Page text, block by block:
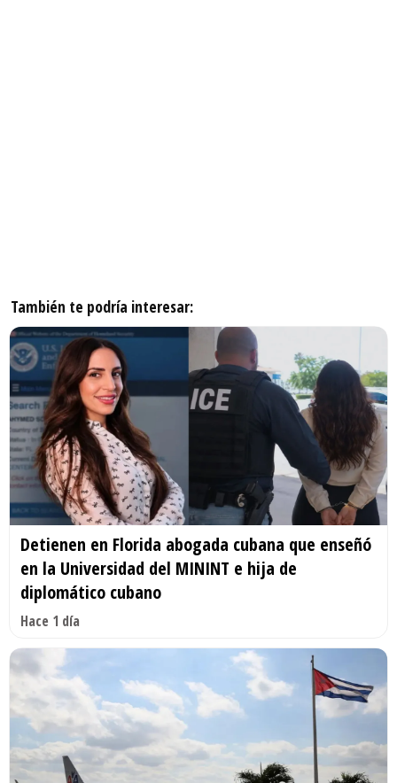
También te podría interesar:
Detienen en Florida abogada cubana que enseñó
en la Universidad del MININT e hija de
diplomático cubano
Hace 1 día